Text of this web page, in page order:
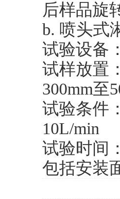
后样品旋
b. 喷头式
试验设备
试样放置
300mm至
试验条件
10L/min
试验时间
包括安装